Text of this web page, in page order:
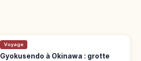
Voyage
Gyokusendo à Okinawa : grotte